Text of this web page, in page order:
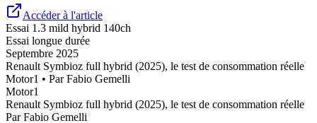
Accéder à l'article
Essai 1.3 mild hybrid 140ch
Essai longue durée
Septembre 2025
Renault Symbioz full hybrid (2025), le test de consommation réelle
Motor1 • ParFabio Gemelli
Motor1
Renault Symbioz full hybrid (2025), le test de consommation réelle
ParFabio Gemelli